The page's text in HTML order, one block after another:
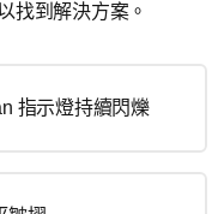
找到解決方案。
指示燈持續閃爍